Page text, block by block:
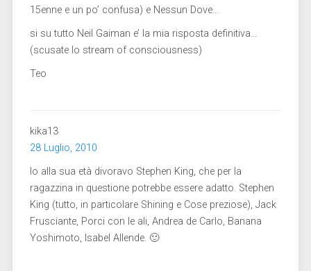
15enne e un po’ confusa) e Nessun Dove…
si su tutto Neil Gaiman e’ la mia risposta definitiva…
(scusate lo stream of consciousness)
Teo
kika13
28 Luglio, 2010
Io alla sua età divoravo Stephen King, che per la
ragazzina in questione potrebbe essere adatto. Stephen
King (tutto, in particolare Shining e Cose preziose), Jack
Frusciante, Porci con le ali, Andrea de Carlo, Banana
Yoshimoto, Isabel Allende. 🙂